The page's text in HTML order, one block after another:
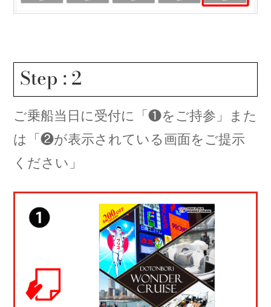
Step : 2
ご乗船当日に受付に「❶をご持参」また
は「❷が表示されている画面をご提示
ください」